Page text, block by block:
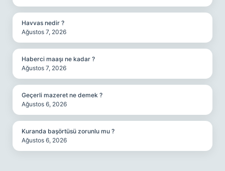
Havvas nedir ?
Ağustos 7, 2026
Haberci maaşı ne kadar ?
Ağustos 7, 2026
Geçerli mazeret ne demek ?
Ağustos 6, 2026
Kuranda başörtüsü zorunlu mu ?
Ağustos 6, 2026